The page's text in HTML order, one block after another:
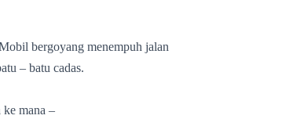
bergoyang menempuh jalan
– batu cadas.
mana –